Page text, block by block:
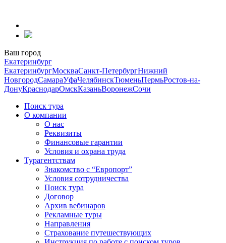
содержанию
Ваш город
Екатеринбург
ЕкатеринбургМоскваСанкт-ПетербургНижний
НовгородСамараУфаЧелябинскТюменьПермьРостов-на-
ДонуКраснодарОмскКазаньВоронежСочи
Поиск тура
О компании
О нас
Реквизиты
Финансовые гарантии
Условия и охрана труда
Турагентствам
Знакомство с “Европорт”
Условия сотрудничества
Поиск тура
Договор
Архив вебинаров
Рекламные туры
Направления
Страхование путешествующих